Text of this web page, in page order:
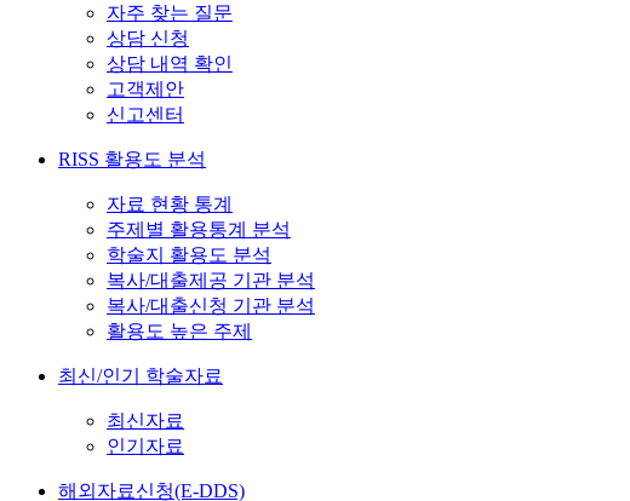
자주 찾는 질문
상담 신청
상담 내역 확인
고객제안
신고센터
RISS 활용도 분석
자료 현황 통계
주제별 활용통계 분석
학술지 활용도 분석
복사/대출제공 기관 분석
복사/대출신청 기관 분석
활용도 높은 주제
최신/인기 학술자료
최신자료
인기자료
해외자료신청(E-DDS)